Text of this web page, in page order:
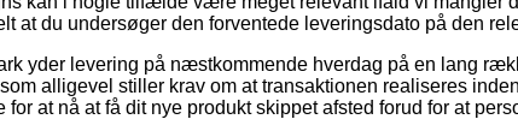
at du undersøger den forventede leveringsdato på den
yder levering på næstkommende hverdag på en lang
alligevel stiller krav om at transaktionen realiseres
at nå at få dit nye produkt skippet afsted forud for at